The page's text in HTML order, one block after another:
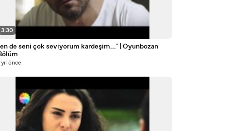
3:30
de seni çok seviyorum kardeşim..." | Oyunbozan
önce